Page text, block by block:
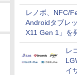
業
革
レノボ、NFC/
Androidタブレ
X11 Gen 1」を
レ
イ